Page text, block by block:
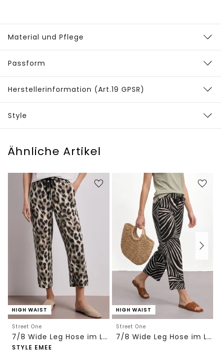
Material und Pflege
Passform
Herstellerinformation (Art.19 GPSR)
Style
Ähnliche Artikel
HIGH WAIST
Street One
7/8 Wide Leg Hose im Loose Fit mit Print
STYLE EMEE
HIGH WAIST
Street One
7/8 Wide Leg Hose im Loose Fit